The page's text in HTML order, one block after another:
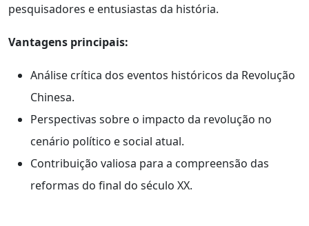
pesquisadores e entusiastas da história.
Vantagens principais:
Análise crítica dos eventos históricos da Revolução
Chinesa.
Perspectivas sobre o impacto da revolução no
cenário político e social atual.
Contribuição valiosa para a compreensão das
reformas do final do século XX.